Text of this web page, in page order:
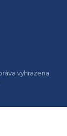
vyhrazena.